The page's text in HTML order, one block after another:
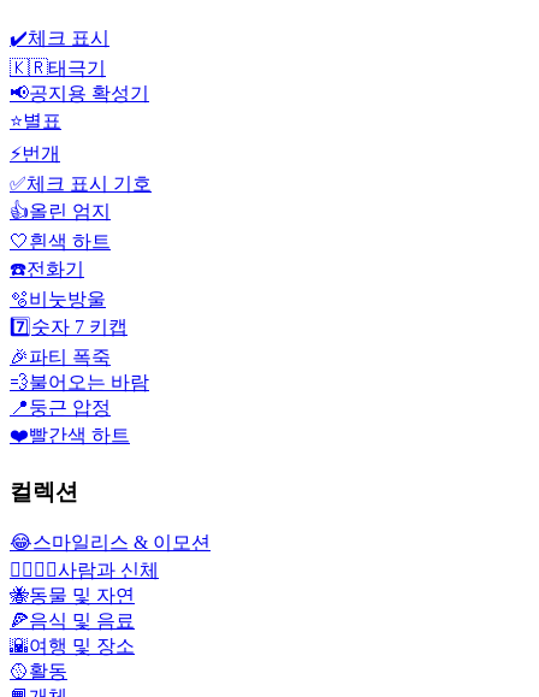
✔️체크 표시
🇰🇷태극기
📢공지용 확성기
⭐별표
⚡번개
✅체크 표시 기호
👍올린 엄지
🤍흰색 하트
☎️전화기
🫧비눗방울
7️⃣ 숫자 7 키캡
🎉파티 폭죽
💨불어오는 바람
📍둥근 압정
❤️빨간색 하트
컬렉션
😂스마일리스 & 이모션
👩‍❤️‍💋‍👨사람과 신체
🐝동물 및 자연
🍕음식 및 음료
🌇여행 및 장소
🥎활동